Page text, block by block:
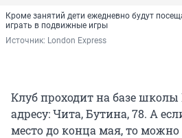
Кроме занятий дети ежедневно будут
играть в подвижные игры
Источник: London Express
Клуб проходит на базе школы
адресу: Чита, Бутина, 78. А
место до конца мая, то